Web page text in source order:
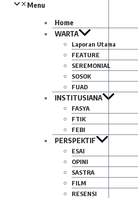
Menu
Home
WARTA
Laporan Utama
FEATURE
SEREMONIAL
SOSOK
FUAD
INSTITUSIANA
FASYA
FTIK
FEBI
PERSPEKTIF
ESAI
OPINI
SASTRA
FILM
RESENSI